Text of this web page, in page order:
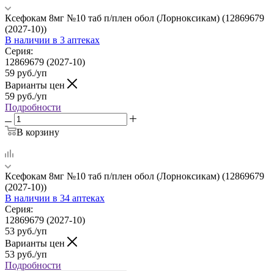
Ксефокам 8мг №10 таб п/плен обол (Лорноксикам) (12869679
(2027-10))
В наличии в 3 аптеках
Серия:
12869679 (2027-10)
59 руб./уп
Варианты цен
59 руб./уп
Подробности
В корзину
Ксефокам 8мг №10 таб п/плен обол (Лорноксикам) (12869679
(2027-10))
В наличии в 34 аптеках
Серия:
12869679 (2027-10)
53 руб./уп
Варианты цен
53 руб./уп
Подробности